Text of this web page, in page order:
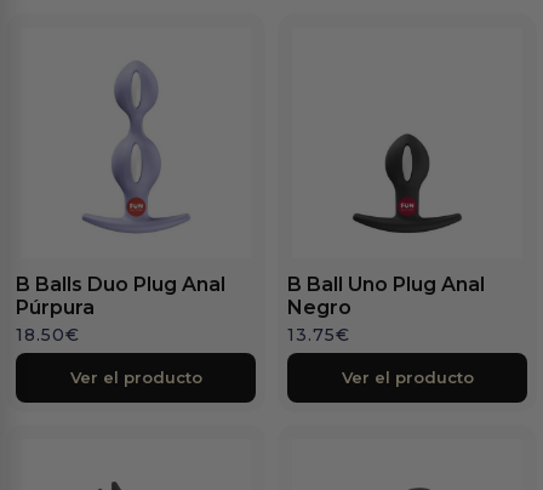
B Balls Duo Plug Anal
Púrpura
18.50€
Ver el producto
B Ball Uno Plug Anal
Negro
13.75€
Ver el producto